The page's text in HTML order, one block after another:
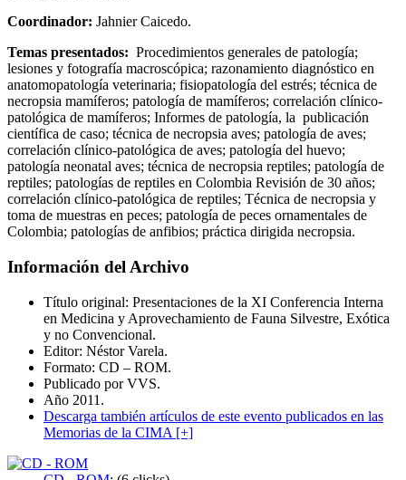
Coordinador: Jahnier Caicedo.
Temas presentados: Procedimientos generales de patología;
lesiones y fotografía macroscópica; razonamiento diagnóstico en
anatomopatología veterinaria; fisiopatología del estrés; técnica de
necropsia mamíferos; patología de mamíferos; correlación clínico-
patológica de mamíferos; Informes de patología, la publicación
científica de caso; técnica de necropsia aves; patología de aves;
correlación clínico-patológica de aves; patología del huevo;
patología neonatal aves; técnica de necropsia reptiles; patología de
reptiles; patologías de reptiles en Colombia Revisión de 30 años;
correlación clínico-patológica de reptiles; Técnica de necropsia y
toma de muestras en peces; patología de peces ornamentales de
Colombia; patologías de anfibios; práctica dirigida necropsia.
Información del Archivo
Título original: Presentaciones de la XI Conferencia Interna
en Medicina y Aprovechamiento de Fauna Silvestre, Exótica
y no Convencional.
Editor: Néstor Varela.
Formato: CD – ROM.
Publicado por VVS.
Año 2011.
Descarga también artículos de este evento publicados en las
Memorias de la CIMA [+]